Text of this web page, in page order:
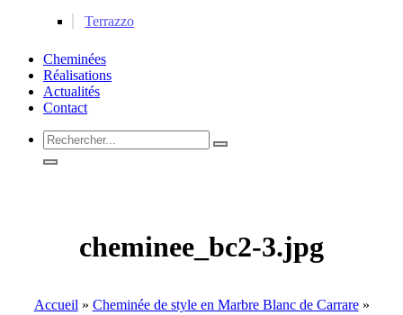
Terrazzo
Cheminées
Réalisations
Actualités
Contact
Rechercher...
cheminee_bc2-3.jpg
Accueil» Cheminée de style en Marbre Blanc de Carrare»